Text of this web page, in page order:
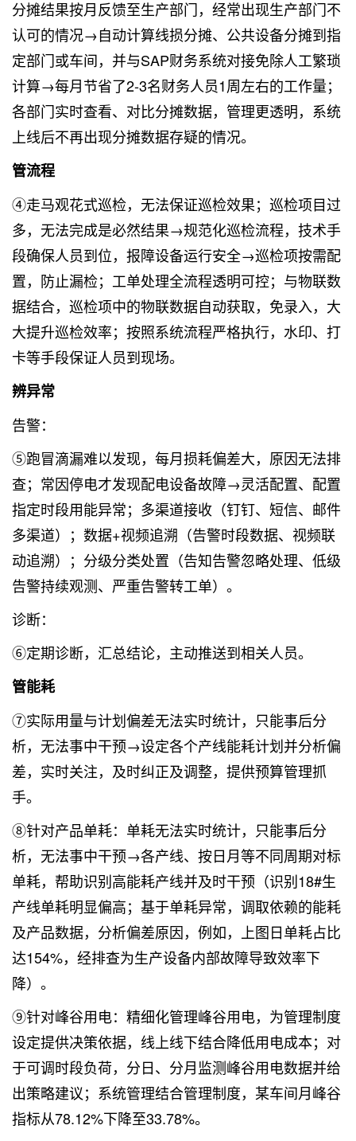
分摊结果按月反馈至生产部门，经常出现生产部门不
认可的情况→自动计算线损分摊、公共设备分摊到指
定部门或车间，并与SAP财务系统对接免除人工繁琐
计算→每月节省了2-3名财务人员1周左右的工作量；
各部门实时查看、对比分摊数据，管理更透明，系统
上线后不再出现分摊数据存疑的情况。
管流程
④走马观花式巡检，无法保证巡检效果；巡检项目过
多，无法完成是必然结果→规范化巡检流程，技术手
段确保人员到位，报障设备运行安全→巡检项按需配
置，防止漏检；工单处理全流程透明可控；与物联数
据结合，巡检项中的物联数据自动获取，免录入，大
大提升巡检效率；按照系统流程严格执行，水印、打
卡等手段保证人员到现场。
辨异常
告警：
⑤跑冒滴漏难以发现，每月损耗偏差大，原因无法排
查；常因停电才发现配电设备故障→灵活配置、配置
指定时段用能异常；多渠道接收（钉钉、短信、邮件
多渠道）；数据+视频追溯（告警时段数据、视频联
动追溯）；分级分类处置（告知告警忽略处理、低级
告警持续观测、严重告警转工单）。
诊断：
⑥定期诊断，汇总结论，主动推送到相关人员。
管能耗
⑦实际用量与计划偏差无法实时统计，只能事后分
析，无法事中干预→设定各个产线能耗计划并分析偏
差，实时关注，及时纠正及调整，提供预算管理抓
手。
⑧针对产品单耗：单耗无法实时统计，只能事后分
析，无法事中干预→各产线、按日月等不同周期对标
单耗，帮助识别高能耗产线并及时干预（识别18#生
产线单耗明显偏高；基于单耗异常，调取依赖的能耗
及产品数据，分析偏差原因，例如，上图日单耗占比
达154%，经排查为生产设备内部故障导致效率下
降）。
⑨针对峰谷用电：精细化管理峰谷用电，为管理制度
设定提供决策依据，线上线下结合降低用电成本；对
于可调时段负荷，分日、分月监测峰谷用电数据并给
出策略建议；系统管理结合管理制度，某车间月峰谷
指标从78.12%下降至33.78%。